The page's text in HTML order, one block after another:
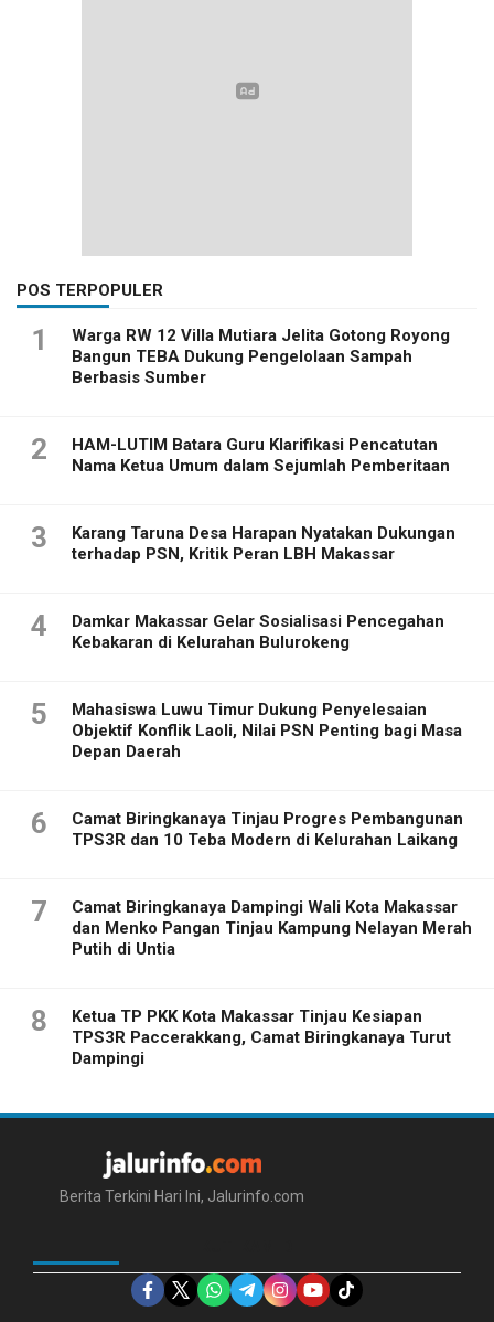
POS TERPOPULER
1
Warga RW 12 Villa Mutiara Jelita Gotong Royong
Bangun TEBA Dukung Pengelolaan Sampah
Berbasis Sumber
2
HAM-LUTIM Batara Guru Klarifikasi Pencatutan
Nama Ketua Umum dalam Sejumlah Pemberitaan
3
Karang Taruna Desa Harapan Nyatakan Dukungan
terhadap PSN, Kritik Peran LBH Makassar
4
Damkar Makassar Gelar Sosialisasi Pencegahan
Kebakaran di Kelurahan Bulurokeng
5
Mahasiswa Luwu Timur Dukung Penyelesaian
Objektif Konflik Laoli, Nilai PSN Penting bagi Masa
Depan Daerah
6
Camat Biringkanaya Tinjau Progres Pembangunan
TPS3R dan 10 Teba Modern di Kelurahan Laikang
7
Camat Biringkanaya Dampingi Wali Kota Makassar
dan Menko Pangan Tinjau Kampung Nelayan Merah
Putih di Untia
8
Ketua TP PKK Kota Makassar Tinjau Kesiapan
TPS3R Paccerakkang, Camat Biringkanaya Turut
Dampingi
Berita Terkini Hari Ini, Jalurinfo.com